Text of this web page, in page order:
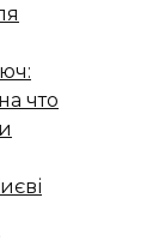
что